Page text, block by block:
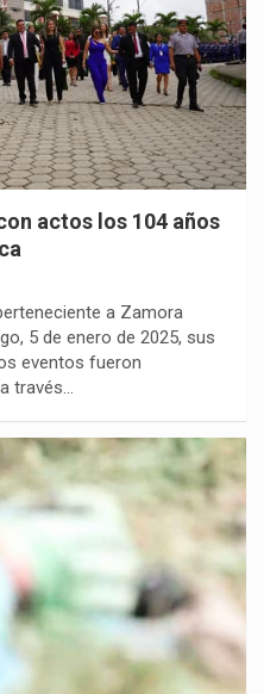
actos los 104 años
a Zamora
5 de enero de 2025, sus
eventos fueron
través…